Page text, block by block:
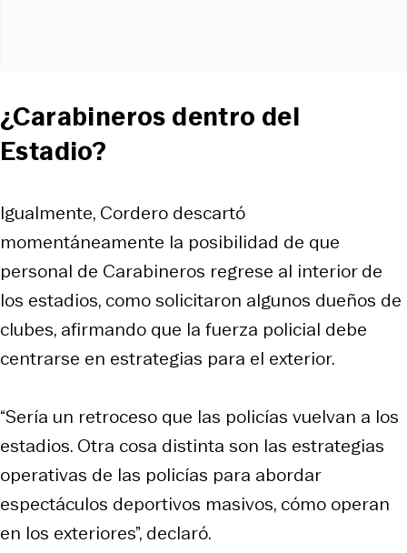
¿Carabineros dentro del
Estadio?
Igualmente, Cordero descartó
momentáneamente la posibilidad de que
personal de Carabineros regrese al interior de
los estadios, como solicitaron algunos dueños de
clubes, afirmando que la fuerza policial debe
centrarse en estrategias para el exterior.
“Sería un retroceso que las policías vuelvan a los
estadios. Otra cosa distinta son las estrategias
operativas de las policías para abordar
espectáculos deportivos masivos, cómo operan
en los exteriores”, declaró.